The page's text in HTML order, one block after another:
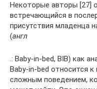
Некоторые авторы [27]
встречающийся в
присутствия младенца
(англ
.: Baby-in-bed, BIB) как
Baby-in-bed относится
сложным поведением,